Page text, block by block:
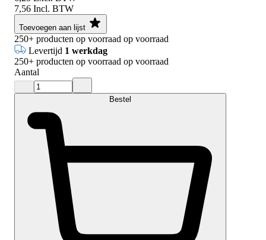
7,56 Incl. BTW
Toevoegen aan lijst
250+ producten op voorraad op voorraad
Levertijd 1 werkdag
250+ producten op voorraad op voorraad
Aantal
Bestel